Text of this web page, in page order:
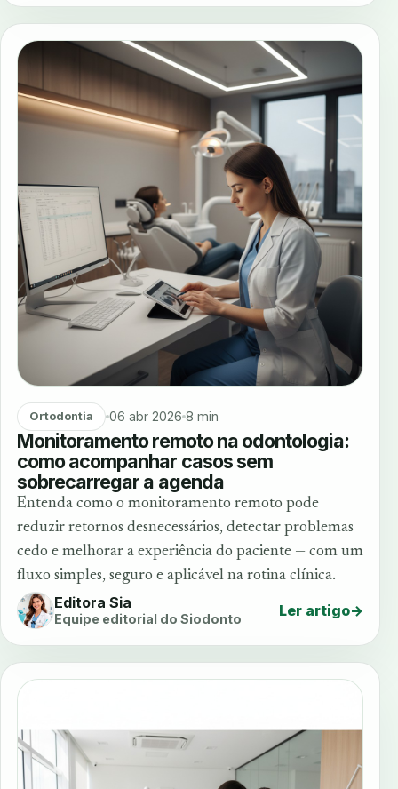
Ortodontia 06 abr 2026 8 min
Monitoramento remoto na odontologia:
como acompanhar casos sem
sobrecarregar a agenda
Entenda como o monitoramento remoto pode
reduzir retornos desnecessários, detectar problemas
cedo e melhorar a experiência do paciente — com um
fluxo simples, seguro e aplicável na rotina clínica.
Editora Sia
Equipe editorial do Siodonto Ler artigo→